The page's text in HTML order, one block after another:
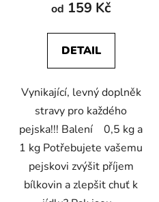
4,6
z
hvězdiček.
od 159 Kč
DETAIL
Vynikající, levný doplněk
stravy pro každého
pejska!!! Balení 0,5 kg a
1 kg Potřebujete vašemu
pejskovi zvýšit příjem
bílkovin a zlepšit chuť k